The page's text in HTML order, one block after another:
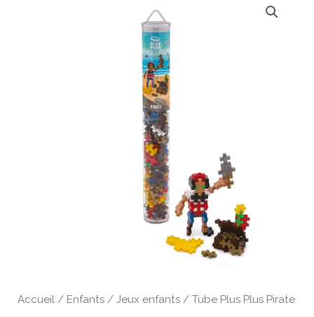
Accueil / Enfants /Jeux enfants / Tube Plus Plus Pirate